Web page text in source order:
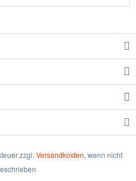
zzgl. Versandkosten, wenn nicht